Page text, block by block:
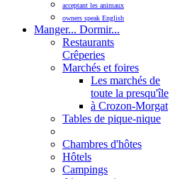
acceptant les animaux
owners speak English
Manger... Dormir...
Restaurants
Crêperies
Marchés et foires
Les marchés de
toute la presqu'île
à Crozon-Morgat
Tables de pique-nique
Chambres d'hôtes
Hôtels
Campings